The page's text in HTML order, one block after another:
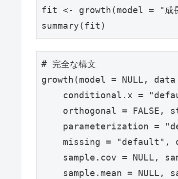
fit <- growth(model = "成長曲
# 完全な構文
growth(model = NULL,
conditional.x =
orthogonal = FALSE,
parameterization =
missing = "default",
sample.cov = NULL,
sample.mean = NULL,